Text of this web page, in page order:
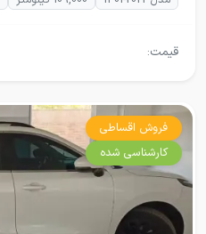
قیمت:
فروش اقساطی
کارشناسی شده